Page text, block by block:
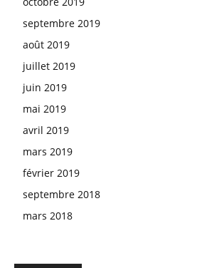
septembre 2019
août 2019
juillet 2019
juin 2019
mai 2019
avril 2019
mars 2019
février 2019
septembre 2018
mars 2018